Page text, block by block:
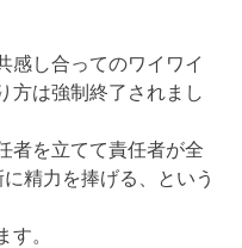
感し合ってのワイワイ
方は強制終了されまし
者を立てて責任者が全
精力を捧げる、という
す。